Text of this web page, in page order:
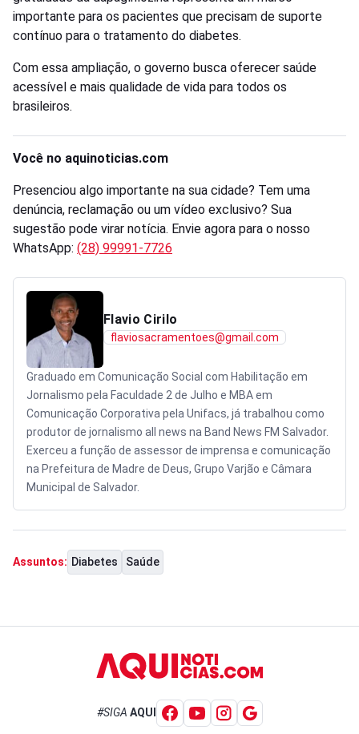
importante para os pacientes que precisam de suporte
contínuo para o tratamento do diabetes.
Com essa ampliação, o governo busca oferecer saúde
acessível e mais qualidade de vida para todos os
brasileiros.
Você no aquinoticias.com
Presenciou algo importante na sua cidade? Tem uma
denúncia, reclamação ou um vídeo exclusivo? Sua
sugestão pode virar notícia. Envie agora para o nosso
WhatsApp: (28) 99991-7726
Flavio Cirilo
flaviosacramentoes@gmail.com
Graduado em Comunicação Social com Habilitação em
Jornalismo pela Faculdade 2 de Julho e MBA em
Comunicação Corporativa pela Unifacs, já trabalhou como
produtor de jornalismo all news na Band News FM Salvador.
Exerceu a função de assessor de imprensa e comunicação
na Prefeitura de Madre de Deus, Grupo Varjão e Câmara
Municipal de Salvador.
Assuntos: Diabetes Saúde
#SIGA AQUI